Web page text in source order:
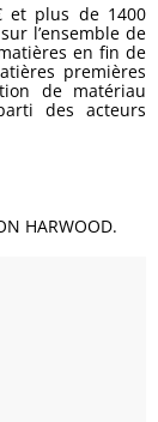
et plus de 1400
l’ensemble de
en fin de
premières
de matériau
des acteurs
HARWOOD.